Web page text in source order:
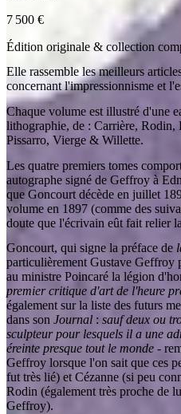
7 500 €
Édition originale & collection
Elle rassemble les meilleurs
concernant l'impressionnisme et
Chaque volume est illustré d'une
lithographie, de : Carrière,
Pissarro, Vierge & Willette.
Les quatre premiers tomes
autographe signé de Geffroy à
que Goncourt décède en juillet
volume en 1897 (comme des
doute que l'écrivain eût fait relier
Goncourt, qui signe la préface de
particulièrement Gustave Geffroy
au ministre Poincaré la légion
premier critique d'art de l'heure
également sur la liste des futurs
dans son Journal : sauf deux ou
sculpteur pour lesquels il a une
éreinte presque tout le monde -
Geffroy lorsque l'on sait que ces
fut très lié) et Cézanne (si peu
Rodin (également très proche de
Geffroy).